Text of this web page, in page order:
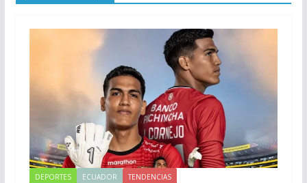
DEPORTES ECUADOR TENDENCIAS